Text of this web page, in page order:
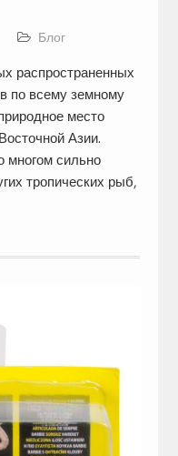
Блог
распространенных
по всему земному
место
Азии.
многом сильно
тропических рыб,